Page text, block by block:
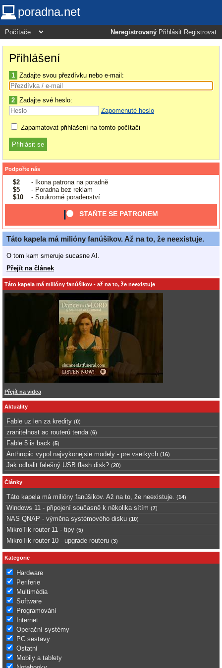
poradna.net
Neregistrovaný Přihlásit Registrovat
Přihlášení
1 Zadajte svou přezdívku nebo e-mail:
2 Zadajte své heslo:
Zapomenuté heslo
Zapamatovat přihlášení na tomto počítači
Podpořte nás
$2
- Ikona patrona na poradně
$5
- Poradna bez reklam
$10
- Soukromé poradenství
STAŇTE SE PATRONEM
Táto kapela má milióny fanúšikov. Až na to, že neexistuje.
O tom kam smeruje sucasne AI.
Přejít na článek
Táto kapela má milióny fanúšikov - až na to, že neexistuje
Přejít na videa
Aktuality
Fable uz len za kredity (0)
zranitelnost ac routerů tenda (6)
Fable 5 is back (5)
Anthropic vypol najvykonejsie modely - pre vsetkych (16)
Jak odhalit falešný USB flash disk? (20)
Články
Táto kapela má milióny fanúšikov. Až na to, že neexistuje. (14)
Windows 11 - připojení současně k několika sítím (7)
NAS QNAP - výměna systémového disku (10)
MikroTik router 11 - tipy (5)
MikroTik router 10 - upgrade routeru (3)
Kategorie
Hardware
Periferie
Multimédia
Software
Programování
Internet
Operační systémy
PC sestavy
Ostatní
Mobily a tablety